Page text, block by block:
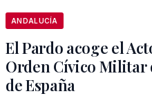
ANDALUCÍA
El Pardo acoge el
Orden Cívico Militar
de España